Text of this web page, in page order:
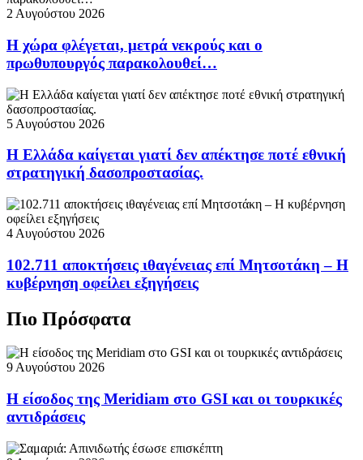
2 Αυγούστου 2026
Η χώρα φλέγεται, μετρά νεκρούς και ο
πρωθυπουργός παρακολουθεί…
5 Αυγούστου 2026
Η Ελλάδα καίγεται γιατί δεν απέκτησε ποτέ εθνική
στρατηγική δασοπροστασίας.
4 Αυγούστου 2026
102.711 αποκτήσεις ιθαγένειας επί Μητσοτάκη – Η
κυβέρνηση οφείλει εξηγήσεις
Πιο Πρόσφατα
9 Αυγούστου 2026
Η είσοδος της Meridiam στο GSI και οι τουρκικές
αντιδράσεις